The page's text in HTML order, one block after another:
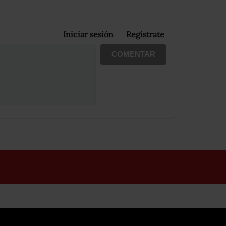
Iniciar sesión Registrate
COMENTAR